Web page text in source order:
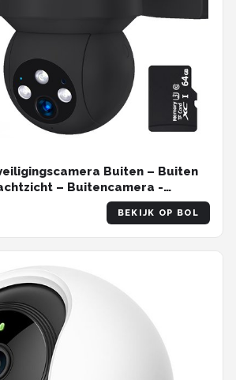
Buiten – Buiten
– Buitencamera -
- 3K HD 5MP - Met WiFi en APP -
BEKIJK OP BOL